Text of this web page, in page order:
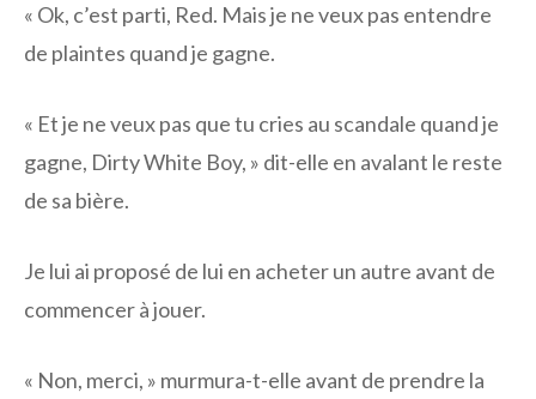
« Ok, c’est parti, Red. Mais je ne veux pas entendre
de plaintes quand je gagne.
« Et je ne veux pas que tu cries au scandale quand je
gagne, Dirty White Boy, » dit-elle en avalant le reste
de sa bière.
Je lui ai proposé de lui en acheter un autre avant de
commencer à jouer.
« Non, merci, » murmura-t-elle avant de prendre la